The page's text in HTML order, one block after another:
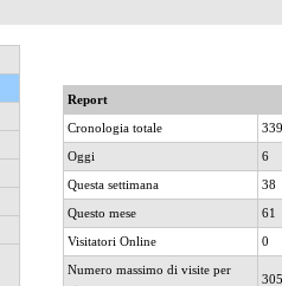
Report
Cronologia totale
Oggi
6
Questa settimana
38
Questo mese
61
Visitatori Online
0
Numero massimo di visite per
305